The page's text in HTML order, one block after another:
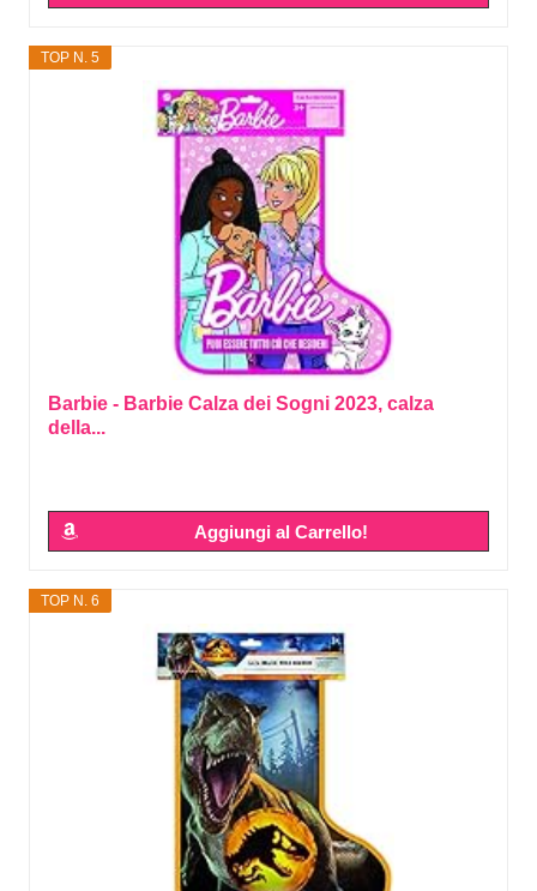
TOP N. 5
Barbie - Barbie Calza dei Sogni 2023, calza
della...
Aggiungi al Carrello!
TOP N. 6